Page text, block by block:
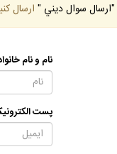
"ارسال سوال ديني " ارسال
نام و نام
پست